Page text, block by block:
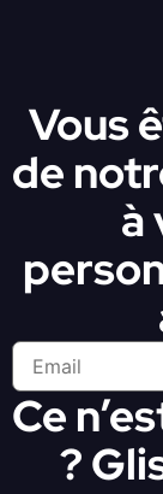
Vous
de
à
Ce
?